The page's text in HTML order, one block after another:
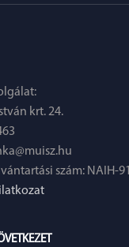
krt. 24.
szám: NAIH-